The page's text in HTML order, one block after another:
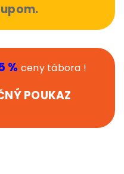
% ceny tábora !
POUKAZ